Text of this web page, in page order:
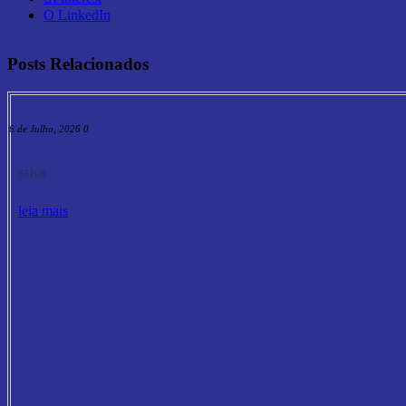
O LinkedIn
Posts Relacionados
16 de Julho, 2026 0
sika
leia mais